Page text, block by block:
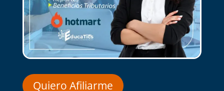
Quiero Afiliarme